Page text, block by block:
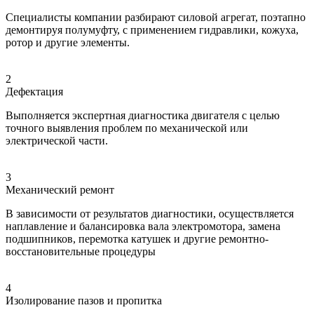
Специалисты компании разбирают силовой агрегат, поэтапно
демонтируя полумуфту, с применением гидравлики, кожуха,
ротор и другие элементы.
2
Дефектация
Выполняется экспертная диагностика двигателя с целью
точного выявления проблем по механической или
электрической части.
3
Механический ремонт
В зависимости от результатов диагностики, осуществляется
наплавление и балансировка вала электромотора, замена
подшипников, перемотка катушек и другие ремонтно-
восстановительные процедуры
4
Изолирование пазов и пропитка